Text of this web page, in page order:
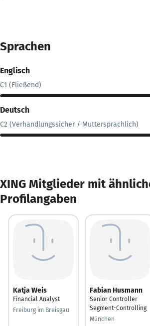
Sprachen
Englisch
C1 (Fließend)
Deutsch
C2 (Verhandlungssicher / Muttersprachlich)
XING Mitglieder mit
Profilangaben
Katja Weis
Financial Analyst
Freiburg im Breisgau
Fabian Husmann
Senior Controller
Segment-Controlling
München